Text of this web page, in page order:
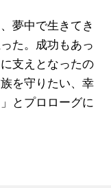
夢中で生きてき
た。成功もあっ
支えとなったの
を守りたい、幸
とプロローグに